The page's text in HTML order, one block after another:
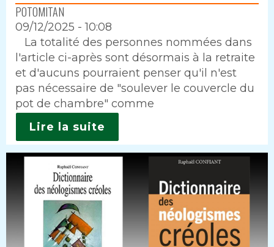
POTOMITAN
09/12/2025 - 10:08
Intro
La totalité des personnes nommées dans
l'article ci-après sont désormais à la retraite
et d'aucuns pourraient penser qu'il n'est
pas nécessaire de "soulever le couvercle du
pot de chambre" comme
Lire la suite